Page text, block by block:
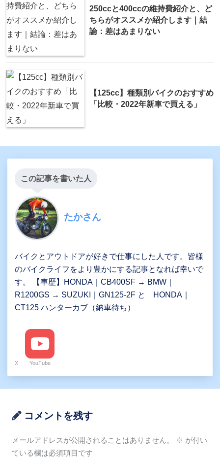
250ccと400ccの維持費紹介と、ど
ちらがオススメか紹介します｜結
論：差はあまりない
【125cc】種類別バイクのおすすめ
「比較・2022年新車で買える」
この記事を書いた人
たかさん
バイクとアウトドアが好きで仕事にした人です。皆様
のバイクライフをより豊かにする記事となれば幸いで
す。 【車歴】HONDA｜CB400SF → BMW｜
R1200GS → SUZUKI｜GN125-2F と HONDA｜
CT125 ハンターカブ（納車待ち）
X YouTube
コメントを残す
メールアドレスが公開されることはありません。 ※ が付い
ている欄は必須項目です